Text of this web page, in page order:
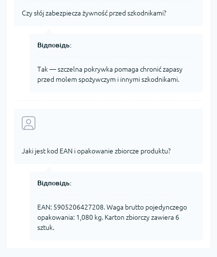
Czy słój zabezpiecza żywność przed szkodnikami?
Відповідь:
Tak — szczelna pokrywka pomaga chronić zapasy
przed molem spożywczym i innymi szkodnikami.
Jaki jest kod EAN i opakowanie zbiorcze produktu?
Відповідь:
EAN: 5905206427208. Waga brutto pojedynczego
opakowania: 1,080 kg. Karton zbiorczy zawiera 6
sztuk.